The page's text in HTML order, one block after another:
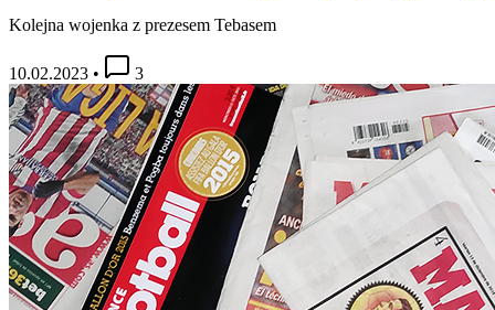
Kolejna wojenka z prezesem Tebasem
10.02.2023 • 3